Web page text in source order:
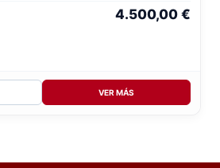
4.500,00 €
VER MÁS